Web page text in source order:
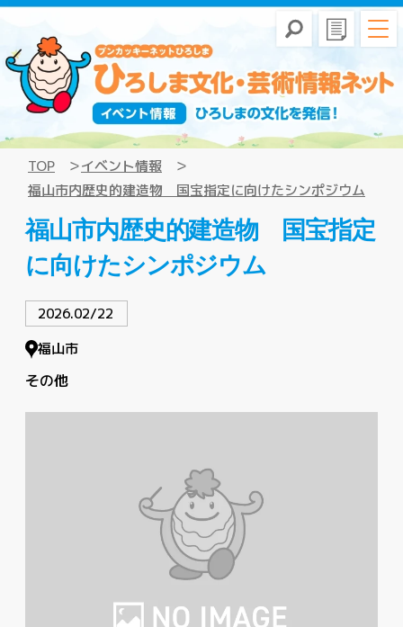
TOP
イベント情報
福山市内歴史的建造物 国宝指定に向けたシンポジウム
福山市内歴史的建造物 国宝指定
に向けたシンポジウム
2026.02/22
福山市
その他